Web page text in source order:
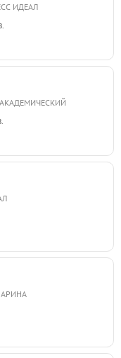
ИДЕАЛ
АКАДЕМИЧЕСКИЙ